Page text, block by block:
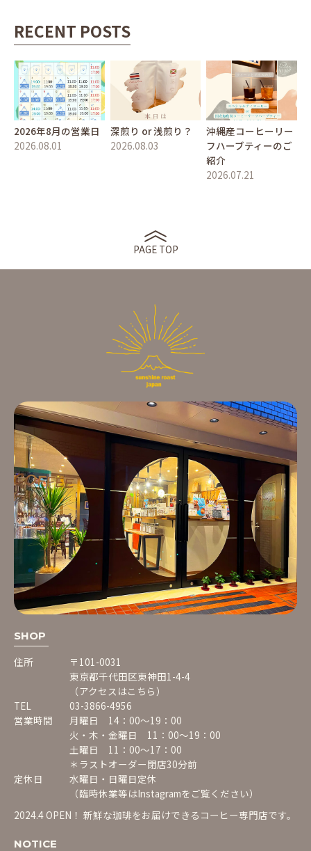
RECENT POSTS
2026年8月の営業日
2026.08.01
深煎り or 浅煎り？
2026.08.03
沖縄産コーヒーリー
フハーブティーのご
紹介
2026.07.21
PAGE TOP
SHOP
住所
〒101-0031
東京都千代田区東神田1-4-4
（アクセスはこちら）
TEL
03-3866-4956
営業時間
月曜日 14：00〜19：00
火・木・金曜日 11：00〜19：00
土曜日 11：00〜17：00
＊ラストオーダー閉店30分前
定休日
水曜日・日曜日定休
（臨時休業等はInstagramをご覧ください）
2024.4 OPEN！ 新鮮な珈琲をお届けできるコーヒー専門店です。
NOTICE